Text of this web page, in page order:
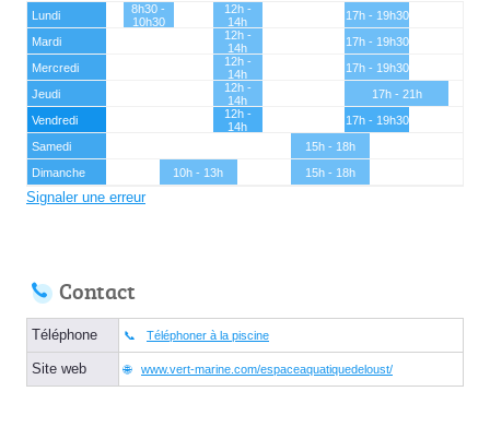
Lundi
8h30 -
10h30
12h -
14h
17h - 19h30
Mardi
12h -
14h
17h - 19h30
Mercredi
12h -
14h
17h - 19h30
Jeudi
12h -
14h
17h - 21h
Vendredi
12h -
14h
17h - 19h30
Samedi
15h - 18h
Dimanche
10h - 13h 15h - 18h
Signaler une erreur
Contact
Téléphone Téléphoner à la piscine
Site web www.vert-marine.com/espaceaquatiquedeloust/